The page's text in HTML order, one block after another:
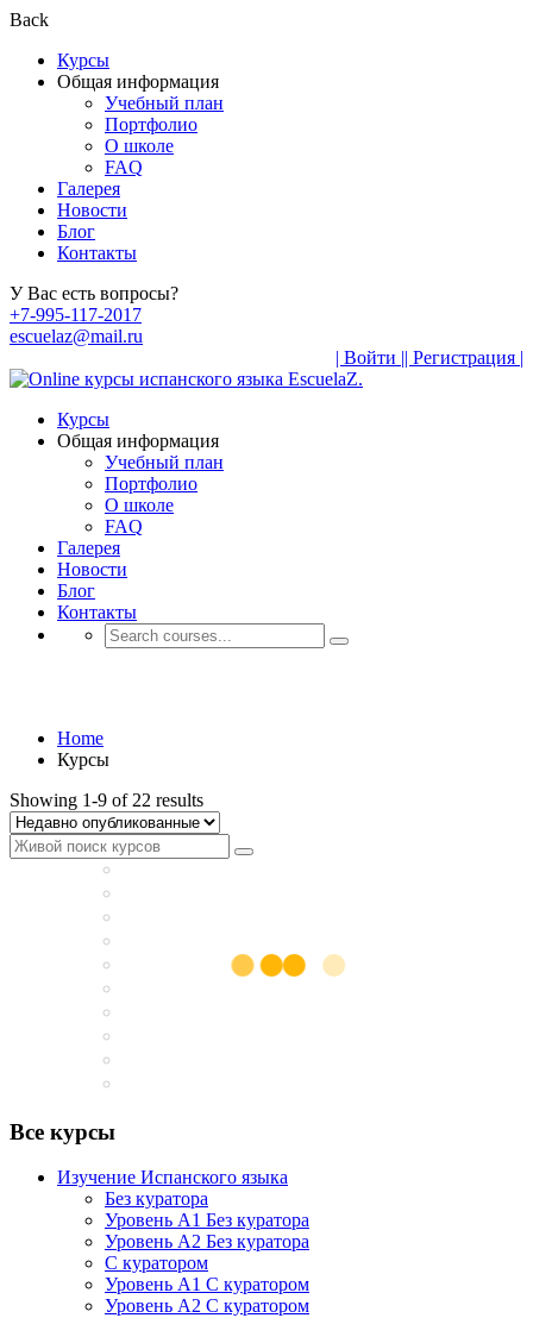
Back
Курсы
Общая информация
Учебный план
Портфолио
О школе
FAQ
Галерея
Новости
Блог
Контакты
У Вас есть вопросы?
+7-995-117-2017
escuelaz@mail.ru
| Регистрация |
| Войти |
Курсы
Общая информация
Учебный план
Портфолио
О школе
FAQ
Галерея
Новости
Блог
Контакты
Home
Курсы
Showing 1-9 of 22 results
Все курсы
Изучение Испанского языка
Без куратора
Уровень А1 Без куратора
Уровень А2 Без куратора
С куратором
Уровень А1 С куратором
Уровень А2 С куратором